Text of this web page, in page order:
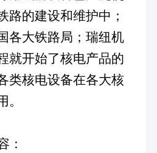
路的建设和维护中；
各大铁路局；瑞纽机
就开始了核电产品的
类核电设备在各大核
。
：